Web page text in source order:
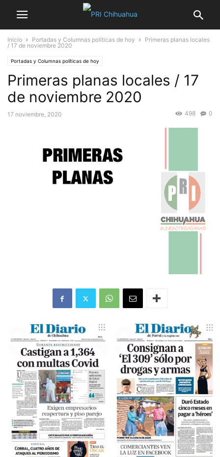
Inicio Portadas y Columnas políticas de hoy
Primeras planas locales
/ 17 de noviembre 2020
Portadas y Columnas políticas de hoy
Primeras planas locales / 17
de noviembre 2020
17 noviembre, 2020 0
498